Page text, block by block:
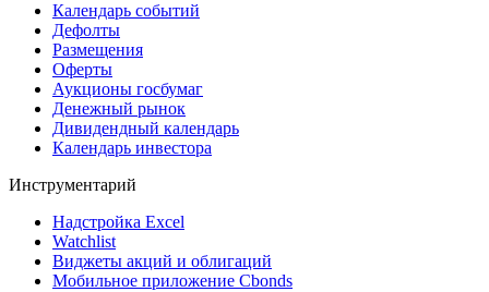
Календарь событий
Дефолты
Размещения
Оферты
Аукционы госбумаг
Денежный рынок
Дивидендный календарь
Календарь инвестора
Инструментарий
Надстройка Excel
Watchlist
Виджеты акций и облигаций
Мобильное приложение Cbonds